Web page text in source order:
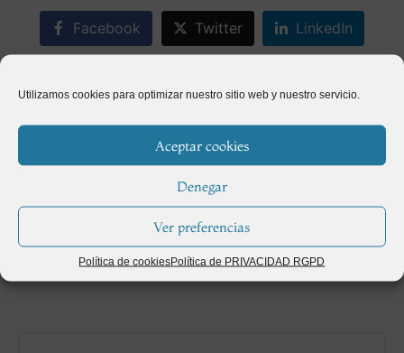
Utilizamos cookies para optimizar nuestro sitio web y nuestro servicio.
Aceptar cookies
Denegar
Ver preferencias
Política de cookiesPolítica de PRIVACIDAD RGPD
Facebook Twitter LinkedIn
La orquídea, las flores más deseadas
Siguiente